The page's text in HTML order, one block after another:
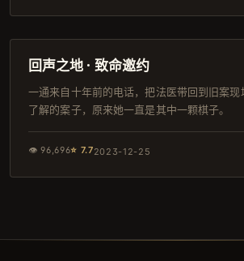
独播
回声之地 · 致命邀约
一通来自十年前的电话，把法医带回到旧案
了解的案子，原来她一直是其中一颗棋子。
👁96,696⭐ 7.72023-12-25